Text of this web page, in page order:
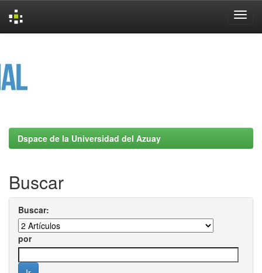
Dspace de la Universidad del Azuay
Buscar
Buscar:
por